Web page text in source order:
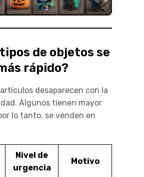
tipos de objetos se
rápido?
desaparecen con la
Algunos tienen mayor
lo tanto, se venden en
Nivel de
urgencia
Motivo